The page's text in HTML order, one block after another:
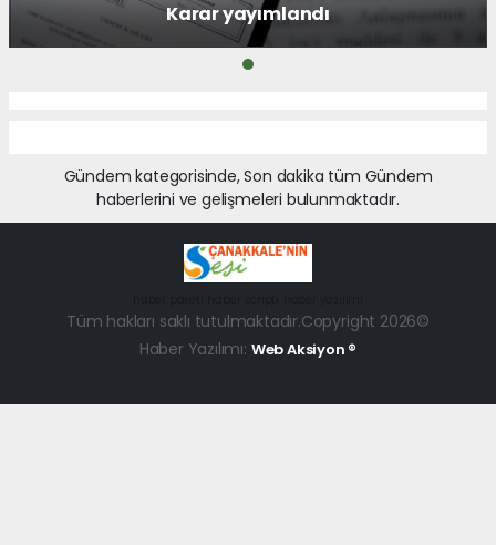
Karar yayımlandı
Gündem kategorisinde, Son dakika tüm Gündem
haberlerini ve gelişmeleri bulunmaktadır.
Tüm hakları saklı tutulmaktadır.Copyright 2026©
Haber Yazılımı: Web Aksiyon ®